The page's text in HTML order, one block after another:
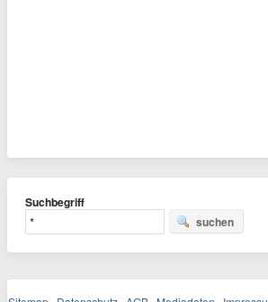
Suchbegriff
suchen